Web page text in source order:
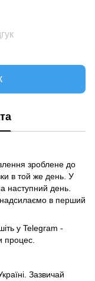
зроблене до
в той же день. У
наступний день.
в перший
у Telegram -
Зазвичай